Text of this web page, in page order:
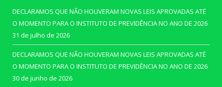
DECLARAMOS QUE NÃO HOUVERAM NOVAS LEIS APROVADAS ATÉ
O MOMENTO PARA O INSTITUTO DE PREVIDÊNCIA NO ANO DE 2026
31 de julho de 2026
DECLARAMOS QUE NÃO HOUVERAM NOVAS LEIS APROVADAS ATÉ
O MOMENTO PARA O INSTITUTO DE PREVIDÊNCIA NO ANO DE 2026
30 de junho de 2026